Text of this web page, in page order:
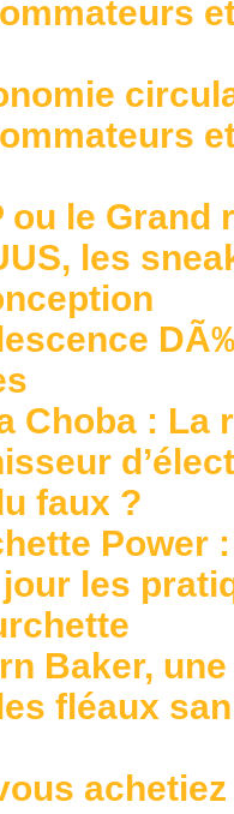
ou le Grand
les
Choba : La
faux ?
Power
les
Baker,
fléaux